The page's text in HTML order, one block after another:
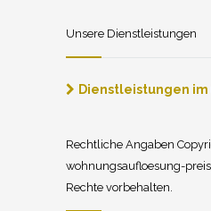
Unsere Dienstleistungen
Dienstleistungen
Rechtliche Angaben
wohnungsaufloesung-
Rechte vorbehalten.